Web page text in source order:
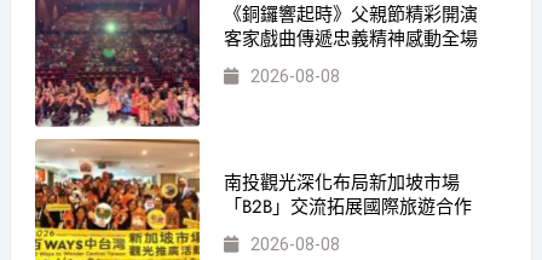
《銅鑼響起時》父親節精彩開演
客家戲曲傳遞忠義精神感動全場
2026-08-08
南投觀光深化布局新加坡市場
「B2B」交流拓展國際旅遊合作
2026-08-08